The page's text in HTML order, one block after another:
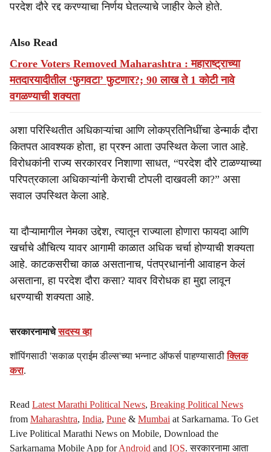
परदेश दौरे रद्द करण्याचा निर्णय घेतल्याचे जाहीर केले होते.
Also Read
Crore Voters Removed Maharashtra : महाराष्ट्राच्या
मतदारयादीतील ‘फुगवटा’ फुटणार?; 90 लाख ते 1 कोटी नावे
वगळण्याची शक्यता
अशा परिस्थितीत अधिकाऱ्यांचा आणि लोकप्रतिनिधींचा डेन्मार्क दौरा
कितपत आवश्यक होता, हा प्रश्न आता उपस्थित केला जात आहे.
विरोधकांनी राज्य सरकारवर निशाणा साधत, “परदेश दौरे टाळण्याच्या
परिपत्रकाला अधिकाऱ्यांनी केराची टोपली दाखवली का?” असा
सवाल उपस्थित केला आहे.
या दौऱ्यामागील नेमका उद्देश, त्यातून राज्याला होणारा फायदा आणि
खर्चाचे औचित्य यावर आगामी काळात अधिक चर्चा होण्याची शक्यता
आहे. काटकसरीचा काळ असतानाच, पंतप्रधानांनी आवाहन केलं
असताना, हा परदेश दौरा कसा? यावर विरोधक हा मुद्दा लावून
धरण्याची शक्यता आहे.
सरकारनामाचेसदस्य व्हा
शॉपिंगसाठी 'सकाळ प्राईम डील्स'च्या भन्नाट ऑफर्स पाहण्यासाठीक्लिक
करा.
Read Latest Marathi Political News, Breaking Political News
from Maharashtra, India, Pune & Mumbai at Sarkarnama. To Get
Live Political Marathi News on Mobile, Download the
Sarkarnama Mobile App forAndroid and IOS. सरकारनामा आता